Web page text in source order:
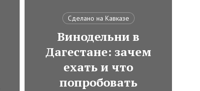
Сделано на Кавказе
Винодельни в
Дагестане: зачем
ехать и что
попробовать